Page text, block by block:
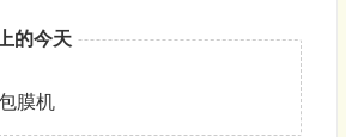
的今天
膜机